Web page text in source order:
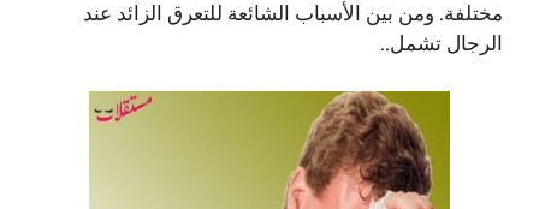
مختلفة. ومن بين الأسباب الشائعة للتعرق الزائد عند
الرجال تشمل..